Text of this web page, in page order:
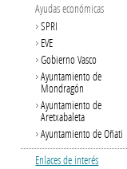
Ayudas económicas
SPRI
EVE
Gobierno Vasco
Ayuntamiento de
Mondragón
Ayuntamiento de
Aretxabaleta
Ayuntamiento de Oñati
Enlaces de interés